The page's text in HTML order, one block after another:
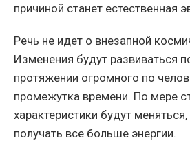
причиной станет естественная
Речь не идет о внезапной
Изменения будут развиваться
протяжении огромного по
промежутка времени. По мере
характеристики будут
получать все больше энергии.